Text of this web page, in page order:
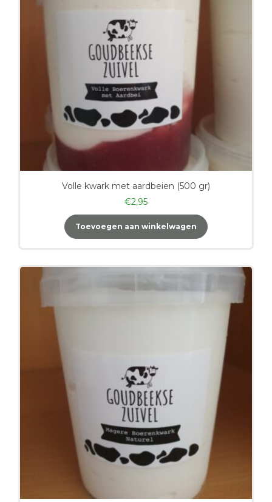
Volle kwark met aardbeien (500 gr)
€2,95
Toevoegen aan winkelwagen